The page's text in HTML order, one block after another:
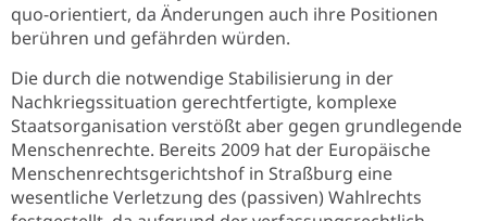
quo-orientiert, da Änderungen auch ihre Positionen
berühren und gefährden würden.
Die durch die notwendige Stabilisierung in der
Nachkriegssituation gerechtfertigte, komplexe
Staatsorganisation verstößt aber gegen grundlegende
Menschenrechte. Bereits 2009 hat der Europäische
Menschenrechtsgerichtshof in Straßburg eine
wesentliche Verletzung des (passiven) Wahlrechts